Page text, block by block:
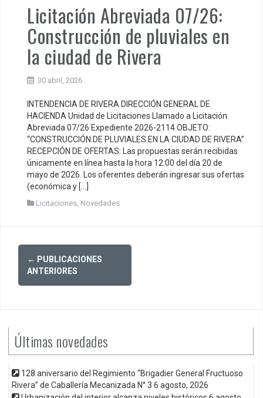
Licitación Abreviada 07/26:
Construcción de pluviales en
la ciudad de Rivera
30 abril, 2026
INTENDENCIA DE RIVERA DIRECCIÓN GENERAL DE
HACIENDA Unidad de Licitaciones Llamado a Licitación
Abreviada 07/26 Expediente 2026-2114 OBJETO:
“CONSTRUCCIÓN DE PLUVIALES EN LA CIUDAD DE RIVERA”
RECEPCIÓN DE OFERTAS: Las propuestas serán recibidas
únicamente en línea hasta la hora 12:00 del día 20 de
mayo de 2026. Los oferentes deberán ingresar sus ofertas
(económica y […]
Licitaciones Novedades
Posts
navigation
← PUBLICACIONES
ANTERIORES
Últimas novedades
128 aniversario del Regimiento “Brigadier General Fructuoso
Rivera” de Caballería Mecanizada N° 3 6 agosto, 2026